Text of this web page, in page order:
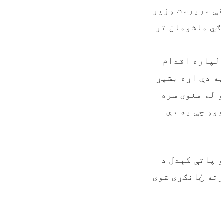
سرپرست وزیر
ماشومان تر
اقدام
دې اړه بشپړ
له هغوی سره
چې په دې
پاتې کېدل د
ځانګړی شوی